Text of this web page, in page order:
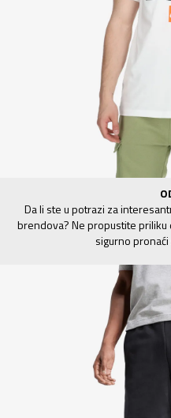
Da li ste u potrazi za
brendova? Ne propustite
sigurno